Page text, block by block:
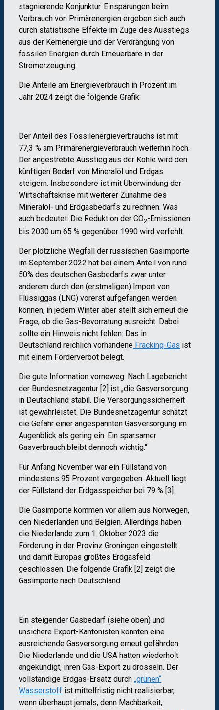
stagnierende Konjunktur. Einsparungen beim
Verbrauch von Primärenergien ergeben sich auch
durch statistische Effekte im Zuge des Ausstiegs
aus der Kernenergie und der Verdrängung von
fossilen Energien durch Erneuerbare in der
Stromerzeugung.
Die Anteile am Energieverbrauch in Prozent im
Jahr 2024 zeigt die folgende Grafik:
Der Anteil des Fossilenergieverbrauchs ist mit
77,3 % am Primärenergieverbrauch weiterhin hoch.
Der angestrebte Ausstieg aus der Kohle wird den
künftigen Bedarf von Mineralöl und Erdgas
steigern. Insbesondere ist mit Überwindung der
Wirtschaftskrise mit weiterer Zunahme des
Mineralöl- und Erdgasbedarfs zu rechnen. Was
auch bedeutet: Die Reduktion der CO2-Emissionen
bis 2030 um 65 % gegenüber 1990 wird verfehlt.
Der plötzliche Wegfall der russischen Gasimporte
im September 2022 hat bei einem Anteil von rund
50% des deutschen Gasbedarfs zwar unter
anderem durch den (erstmaligen) Import von
Flüssiggas (LNG) vorerst aufgefangen werden
können, in jedem Winter aber stellt sich erneut die
Frage, ob die Gas-Bevorratung ausreicht. Dabei
sollte ein Hinweis nicht fehlen: Das in
Deutschland reichlich vorhandene Fracking-Gas ist
mit einem Förderverbot belegt.
Die gute Information vorneweg: Nach Lagebericht
der Bundesnetzagentur [2] ist „die Gasversorgung
in Deutschland stabil. Die Versorgungssicherheit
ist gewährleistet. Die Bundesnetzagentur schätzt
die Gefahr einer angespannten Gasversorgung im
Augenblick als gering ein. Ein sparsamer
Gasverbrauch bleibt dennoch wichtig.“
Für Anfang November war ein Füllstand von
mindestens 95 Prozent vorgegeben. Aktuell liegt
der Füllstand der Erdgasspeicher bei 79 % [3].
Die Gasimporte kommen vor allem aus Norwegen,
den Niederlanden und Belgien. Allerdings haben
die Niederlande zum 1. Oktober 2023 die
Förderung in der Provinz Groningen eingestellt
und damit Europas größtes Erdgasfeld
geschlossen. Die folgende Grafik [2] zeigt die
Gasimporte nach Deutschland:
Ein steigender Gasbedarf (siehe oben) und
unsichere Export-Kantonisten könnten eine
ausreichende Gasversorgung erneut gefährden.
Die Niederlande und die USA hatten wiederholt
angekündigt, ihren Gas-Export zu drosseln. Der
vollständige Erdgas-Ersatz durch „grünen“
Wasserstoff ist mittelfristig nicht realisierbar,
wenn überhaupt jemals, denn Machbarkeit,